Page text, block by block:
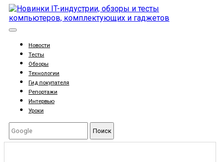
Новости
Тесты
Обзоры
Технологии
Гид покупателя
Репортажи
Интервью
Уроки
Поиск